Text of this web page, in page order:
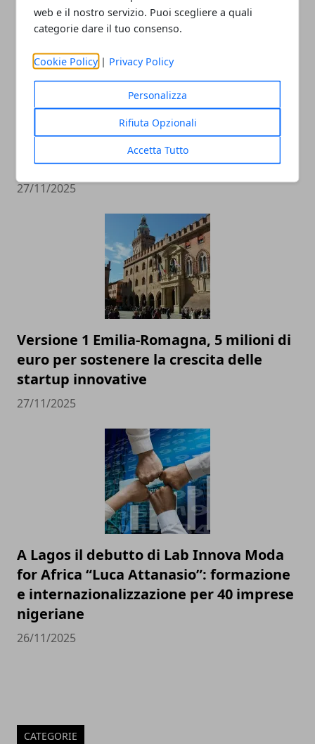
web e il nostro servizio. Puoi scegliere a quali
categorie dare il tuo consenso.
Cookie Policy | Privacy Policy
Personalizza
Rifiuta Opzionali
Accetta Tutto
Un agrinido tra le vigne: a Modena un
modello nazionale di educazione rurale
27/11/2025
Versione 1 Emilia-Romagna, 5 milioni di
euro per sostenere la crescita delle
startup innovative
27/11/2025
A Lagos il debutto di Lab Innova Moda
for Africa “Luca Attanasio”: formazione
e internazionalizzazione per 40 imprese
nigeriane
26/11/2025
CATEGORIE